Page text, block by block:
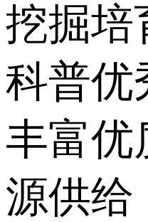
挖掘培
科普优
丰富优
源供给